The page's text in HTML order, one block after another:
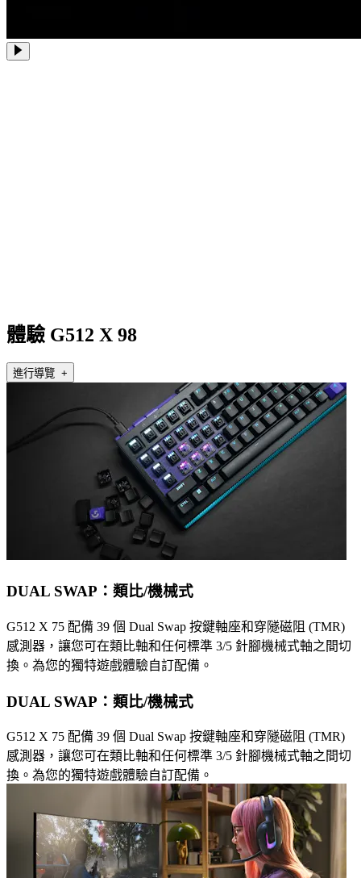
體驗 G512 X 98
進行導覽 +
DUAL SWAP：類比/機械式
G512 X 75 配備 39 個 Dual Swap 按鍵軸座和穿隧磁阻 (TMR)
感測器，讓您可在類比軸和任何標準 3/5 針腳機械式軸之間切
換。為您的獨特遊戲體驗自訂配備。
DUAL SWAP：類比/機械式
G512 X 75 配備 39 個 Dual Swap 按鍵軸座和穿隧磁阻 (TMR)
感測器，讓您可在類比軸和任何標準 3/5 針腳機械式軸之間切
換。為您的獨特遊戲體驗自訂配備。